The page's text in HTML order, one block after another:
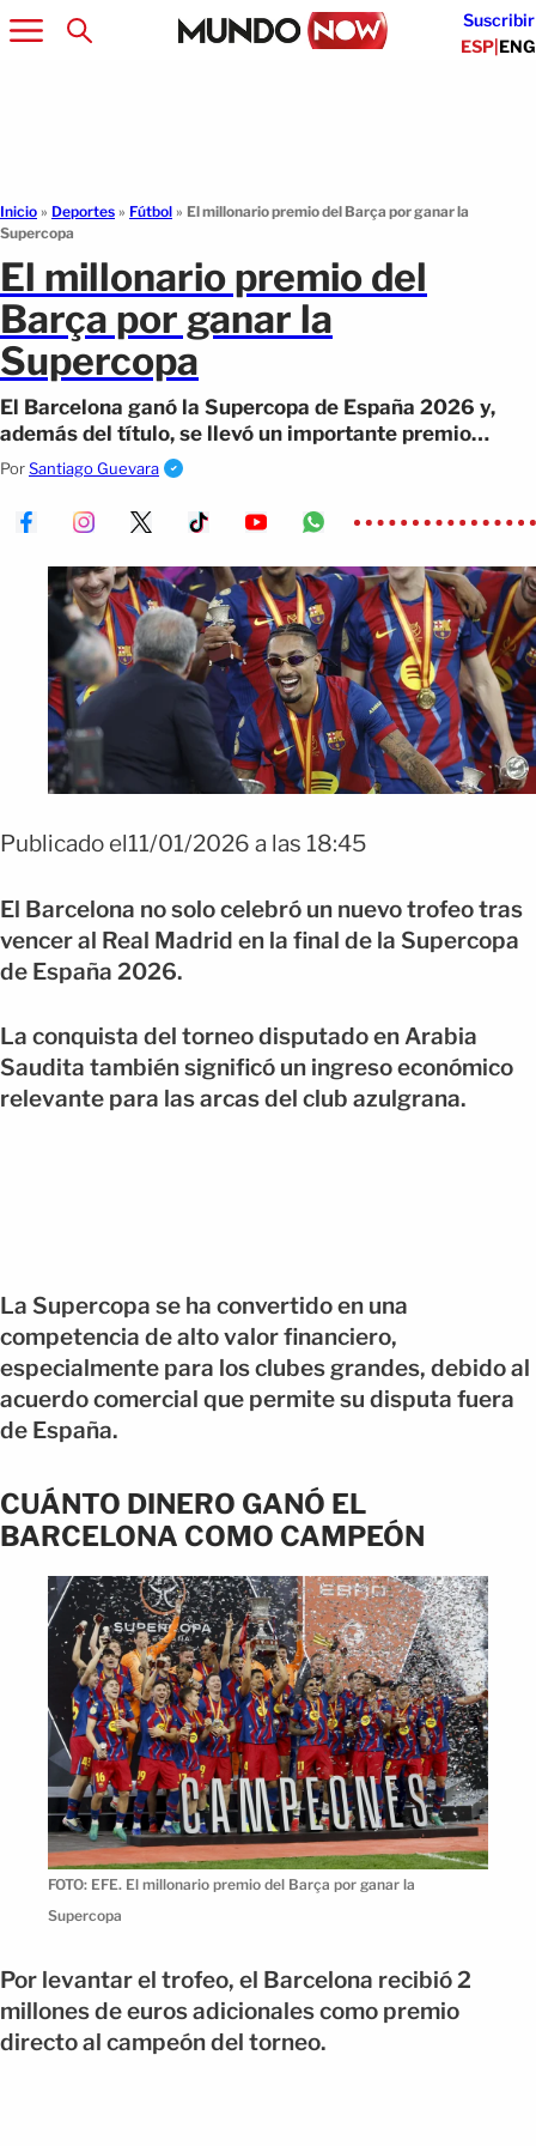
Suscribir
ESP|ENG
Inicio » Deportes » Fútbol » El millonario premio del Barça por ganar la
Supercopa
El millonario premio del
Barça por ganar la
Supercopa
El Barcelona ganó la Supercopa de España 2026 y,
además del título, se llevó un importante premio
económico junto al Real Madrid.
PorSantiago Guevara
Publicado el11/01/2026 a las 18:45
El Barcelona no solo celebró un nuevo trofeo tras
vencer al Real Madrid en la final de la Supercopa
de España 2026.
La conquista del torneo disputado en Arabia
Saudita también significó un ingreso económico
relevante para las arcas del club azulgrana.
La Supercopa se ha convertido en una
competencia de alto valor financiero,
especialmente para los clubes grandes, debido al
acuerdo comercial que permite su disputa fuera
de España.
CUÁNTO DINERO GANÓ EL
BARCELONA COMO CAMPEÓN
FOTO: EFE. El millonario premio del Barça por ganar la
Supercopa
Por levantar el trofeo, el Barcelona recibió 2
millones de euros adicionales como premio
directo al campeón del torneo.